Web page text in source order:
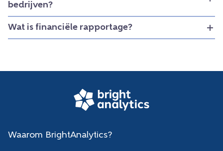
bedrijven?
Wat is financiële rapportage?
Waarom BrightAnalytics?